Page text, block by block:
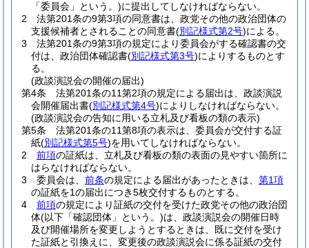
「委員会」という。)に提出してしなければならない。
2
法第201条の9第3項の同意書は、政党その他の政治団体の
支援候補者とされることの同意書(別記様式第2号)による。
3
法第201条の9第3項の規定により委員会がする確認書の交
付は、政治団体確認書(別記様式第3号)によりするものとす
る。
(政談演説会の開催の届出)
第4条
法第201条の11第2項の規定による届出は、政談演説
会開催届出書(別記様式第4号)によりしなければならない。
(政談演説会の告知に用いる立札及び看板の類の表示)
第5条
法第201条の11第8項の表示は、委員会が交付する証
紙(別記様式第5号)を用いてしなければならない。
2
前項の証紙は、立札及び看板の類の表面の見やすい箇所に
はらなければならない。
3
委員会は、 前条の規定による届出があったときは、 第1項
の証紙を1の届出につき5枚交付するものとする。
4
前項の規定により証紙の交付を受けた政党その他の政治団
体(以下「確認団体」という。)は、政談演説会の開催日時
及び開催場所を変更しようとするときは、既に交付を受け
た証紙と引換えに、変更後の政談演説会に係る証紙の交付